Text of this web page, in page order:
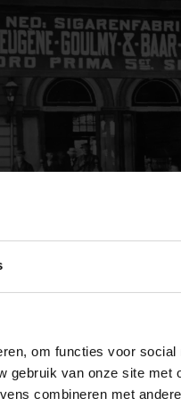
om functies voor social
gebruik van onze site met
combineren met